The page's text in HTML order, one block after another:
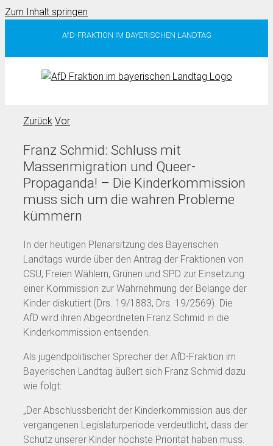
Zum Inhalt springen
AfD-FRAKTION IM BAYERISCHEN LANDTAG
Zurück Vor
Franz Schmid: Schluss mit
Massenmigration und Queer-
Propaganda! – Die Kinderkommission
muss sich um die wahren Probleme
kümmern
In der heutigen Plenarsitzung des Bayerischen
Landtags wurde über den Antrag der Fraktionen von
CSU, Freien Wählern, Grünen und SPD zur Einsetzung
einer Kommission zur Wahrnehmung der Belange der
Kinder diskutiert (Drs. 19/1883, Drs. 19/2569). Die
AfD wird ihren Abgeordneten Franz Schmid in die
Kinderkommission entsenden.
Als jugendpolitischer Sprecher der AfD-Fraktion im
Bayerischen Landtag äußert sich Franz Schmid dazu
wie folgt:
„Der Abschlussbericht der Kinderkommission aus der
vergangenen Legislaturperiode verdeutlicht, dass der
Schutz unserer Kinder höchste Priorität haben muss.